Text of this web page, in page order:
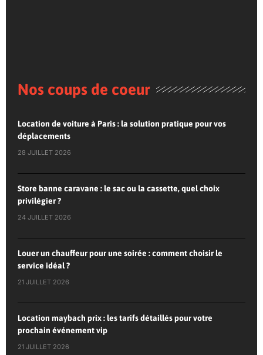
Nos coups de coeur
Location de voiture à Paris : la solution pratique pour vos
déplacements
28 JUILLET 2026
Store banne caravane : le sac ou la cassette, quel choix
privilégier ?
24 JUILLET 2026
Louer un chauffeur pour une soirée : comment choisir le
service idéal ?
21 JUILLET 2026
Location maybach prix : les tarifs détaillés pour votre
prochain événement vip
21 JUILLET 2026